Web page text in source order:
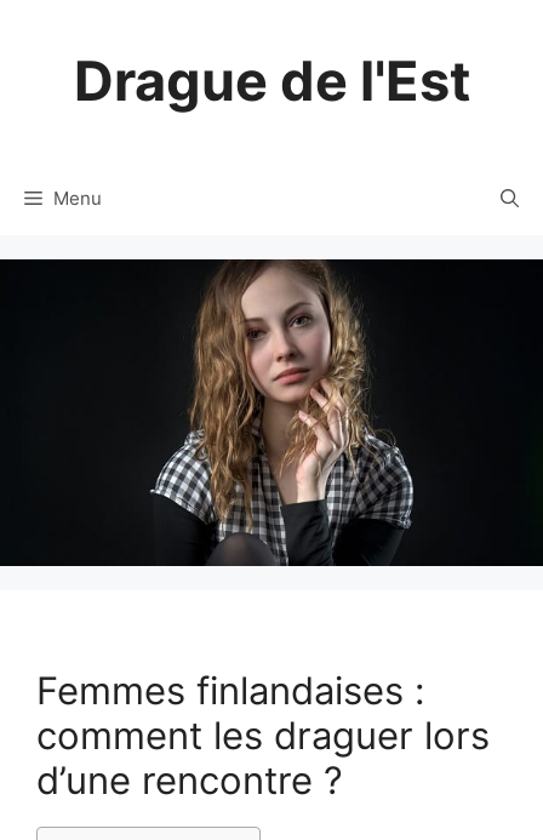
Drague de l'Est
Menu
Femmes finlandaises :
comment les draguer lors
d’une rencontre ?